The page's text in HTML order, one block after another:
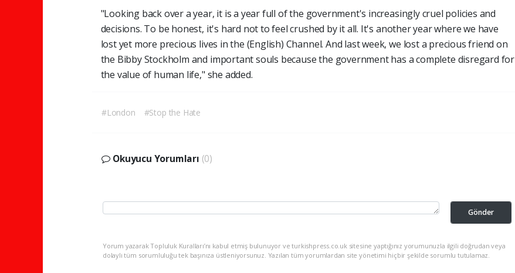
"Looking back over a year, it is a year full of the government's increasingly cruel policies and
decisions. To be honest, it's hard not to feel crushed by it all. It's another year where we have
lost yet more precious lives in the (English) Channel. And last week, we lost a precious friend on
the Bibby Stockholm and important souls because the government has a complete disregard for
the value of human life," she added.
#London #Stop the Hate
Okuyucu Yorumları (0)
Gönder
Yorum yazarak Topluluk Kuralları’nı kabul etmiş bulunuyor ve turkishpress.co.uk sitesine yaptığınız yorumunuzla ilgili doğrudan veya
dolaylı tüm sorumluluğu tek başınıza üstleniyorsunuz. Yazılan tüm yorumlardan site yönetimi hiçbir şekilde sorumlu tutulamaz.